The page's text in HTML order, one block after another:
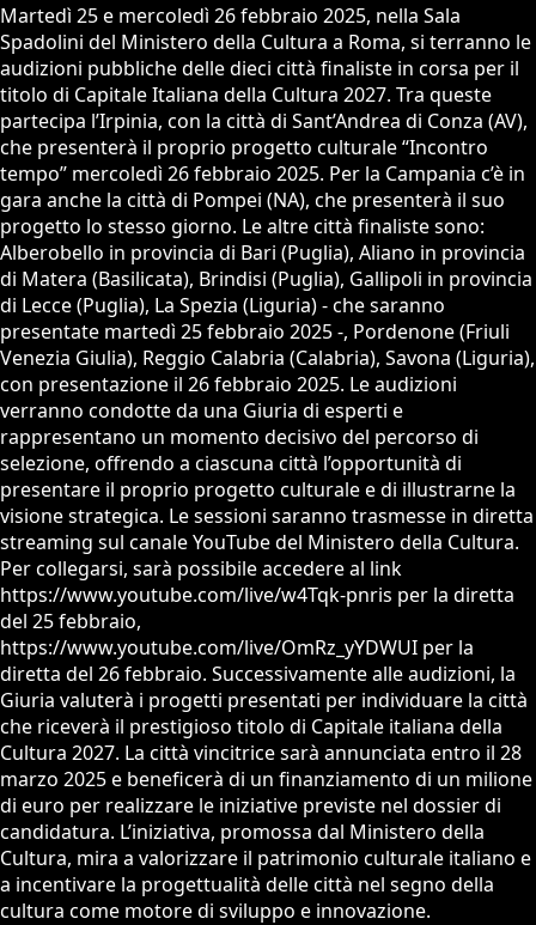
Martedì 25 e mercoledì 26 febbraio 2025, nella Sala
Spadolini del Ministero della Cultura a Roma, si terranno le
audizioni pubbliche delle dieci città finaliste in corsa per il
titolo di Capitale Italiana della Cultura 2027. Tra queste
partecipa l’Irpinia, con la città di Sant’Andrea di Conza (AV),
che presenterà il proprio progetto culturale “Incontro
tempo” mercoledì 26 febbraio 2025. Per la Campania c’è in
gara anche la città di Pompei (NA), che presenterà il suo
progetto lo stesso giorno. Le altre città finaliste sono:
Alberobello in provincia di Bari (Puglia), Aliano in provincia
di Matera (Basilicata), Brindisi (Puglia), Gallipoli in provincia
di Lecce (Puglia), La Spezia (Liguria) - che saranno
presentate martedì 25 febbraio 2025 -, Pordenone (Friuli
Venezia Giulia), Reggio Calabria (Calabria), Savona (Liguria),
con presentazione il 26 febbraio 2025. Le audizioni
verranno condotte da una Giuria di esperti e
rappresentano un momento decisivo del percorso di
selezione, offrendo a ciascuna città l’opportunità di
presentare il proprio progetto culturale e di illustrarne la
visione strategica. Le sessioni saranno trasmesse in diretta
streaming sul canale YouTube del Ministero della Cultura.
Per collegarsi, sarà possibile accedere al link
https://www.youtube.com/live/w4Tqk-pnris per la diretta
del 25 febbraio,
https://www.youtube.com/live/OmRz_yYDWUI per la
diretta del 26 febbraio. Successivamente alle audizioni, la
Giuria valuterà i progetti presentati per individuare la città
che riceverà il prestigioso titolo di Capitale italiana della
Cultura 2027. La città vincitrice sarà annunciata entro il 28
marzo 2025 e beneficerà di un finanziamento di un milione
di euro per realizzare le iniziative previste nel dossier di
candidatura. L’iniziativa, promossa dal Ministero della
Cultura, mira a valorizzare il patrimonio culturale italiano e
a incentivare la progettualità delle città nel segno della
cultura come motore di sviluppo e innovazione.